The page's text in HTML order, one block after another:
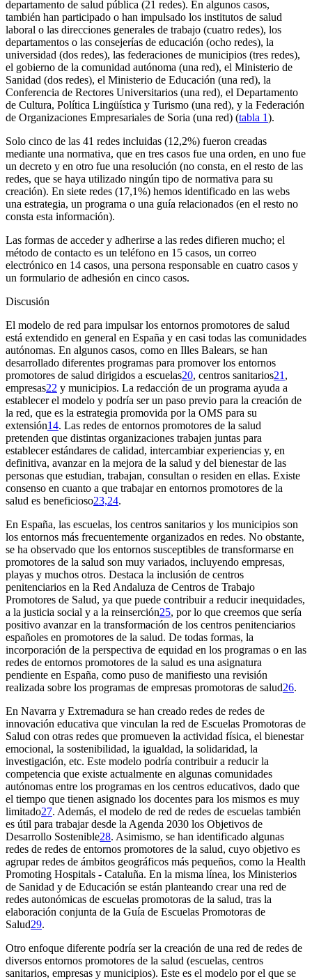
departamento de salud pública (21 redes). En algunos casos,
también han participado o han impulsado los institutos de salud
laboral o las direcciones generales de trabajo (cuatro redes), los
departamentos o las consejerías de educación (ocho redes), la
universidad (dos redes), las federaciones de municipios (tres redes),
el gobierno de la comunidad autónoma (una red), el Ministerio de
Sanidad (dos redes), el Ministerio de Educación (una red), la
Conferencia de Rectores Universitarios (una red), el Departamento
de Cultura, Política Lingüística y Turismo (una red), y la Federación
de Organizaciones Empresariales de Soria (una red) (tabla 1).
Solo cinco de las 41 redes incluidas (12,2%) fueron creadas
mediante una normativa, que en tres casos fue una orden, en uno fue
un decreto y en otro fue una resolución (no consta, en el resto de las
redes, que se haya utilizado ningún tipo de normativa para su
creación). En siete redes (17,1%) hemos identificado en las webs
una estrategia, un programa o una guía relacionados (en el resto no
consta esta información).
Las formas de acceder y adherirse a las redes difieren mucho; el
método de contacto es un teléfono en 15 casos, un correo
electrónico en 14 casos, una persona responsable en cuatro casos y
un formulario de adhesión en cinco casos.
Discusión
El modelo de red para impulsar los entornos promotores de salud
está extendido en general en España y en casi todas las comunidades
autónomas. En algunos casos, como en Illes Balears, se han
desarrollado diferentes programas para promover los entornos
promotores de salud dirigidos a escuelas20, centros sanitarios21 ,
empresas22 y municipios. La redacción de un programa ayuda a
establecer el modelo y podría ser un paso previo para la creación de
la red, que es la estrategia promovida por la OMS para su
extensión14. Las redes de entornos promotores de la salud
pretenden que distintas organizaciones trabajen juntas para
establecer estándares de calidad, intercambiar experiencias y, en
definitiva, avanzar en la mejora de la salud y del bienestar de las
personas que estudian, trabajan, consultan o residen en ellas. Existe
consenso en cuanto a que trabajar en entornos promotores de la
salud es beneficioso23,24.
En España, las escuelas, los centros sanitarios y los municipios son
los entornos más frecuentemente organizados en redes. No obstante,
se ha observado que los entornos susceptibles de transformarse en
promotores de la salud son muy variados, incluyendo empresas,
playas y muchos otros. Destaca la inclusión de centros
penitenciarios en la Red Andaluza de Centros de Trabajo
Promotores de Salud, ya que puede contribuir a reducir inequidades,
a la justicia social y a la reinserción25, por lo que creemos que sería
positivo avanzar en la transformación de los centros penitenciarios
españoles en promotores de la salud. De todas formas, la
incorporación de la perspectiva de equidad en los programas o en las
redes de entornos promotores de la salud es una asignatura
pendiente en España, como puso de manifiesto una revisión
realizada sobre los programas de empresas promotoras de salud26.
En Navarra y Extremadura se han creado redes de redes de
innovación educativa que vinculan la red de Escuelas Promotoras de
Salud con otras redes que promueven la actividad física, el bienestar
emocional, la sostenibilidad, la igualdad, la solidaridad, la
investigación, etc. Este modelo podría contribuir a reducir la
competencia que existe actualmente en algunas comunidades
autónomas entre los programas en los centros educativos, dado que
el tiempo que tienen asignado los docentes para los mismos es muy
limitado27. Además, el modelo de red de redes de escuelas también
es útil para trabajar desde la Agenda 2030 los Objetivos de
Desarrollo Sostenible28. Asimismo, se han identificado algunas
redes de redes de entornos promotores de la salud, cuyo objetivo es
agrupar redes de ámbitos geográficos más pequeños, como la Health
Promoting Hospitals - Cataluña. En la misma línea, los Ministerios
de Sanidad y de Educación se están planteando crear una red de
redes autonómicas de escuelas promotoras de la salud, tras la
elaboración conjunta de la Guía de Escuelas Promotoras de
Salud29.
Otro enfoque diferente podría ser la creación de una red de redes de
diversos entornos promotores de la salud (escuelas, centros
sanitarios, empresas y municipios). Este es el modelo por el que se